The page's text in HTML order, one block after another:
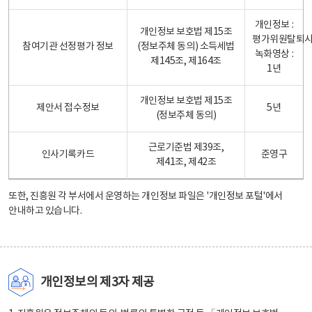
참여기관 선정평가 정보
개인정보 보호법 제15조
(정보주체 동의) 소득세법
제145조, 제164조
개인정보 :
평가위원탈퇴
녹화영상 :
1년
제안서 접수정보
개인정보 보호법 제15조
(정보주체 동의)
5년
인사기록카드
근로기준법 제39조,
제41조, 제42조
준영구
또한, 진흥원 각 부서에서 운영하는 개인정보 파일은 '개인정보 포털'에서
안내하고 있습니다.
개인정보의 제3자 제공